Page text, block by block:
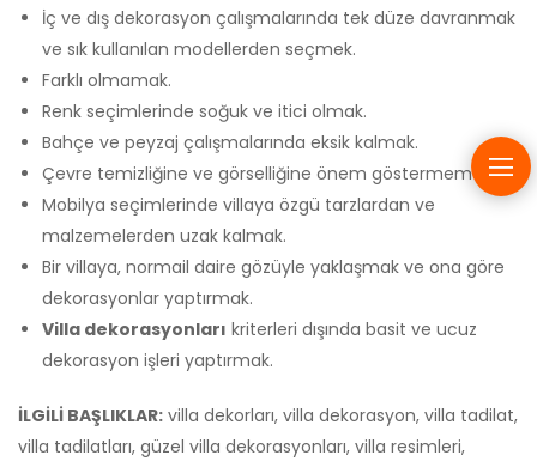
İç ve dış dekorasyon çalışmalarında tek düze davranmak
ve sık kullanılan modellerden seçmek.
Farklı olmamak.
Renk seçimlerinde soğuk ve itici olmak.
Bahçe ve peyzaj çalışmalarında eksik kalmak.
Çevre temizliğine ve görselliğine önem göstermemek.
Mobilya seçimlerinde villaya özgü tarzlardan ve
malzemelerden uzak kalmak.
Bir villaya, normail daire gözüyle yaklaşmak ve ona göre
dekorasyonlar yaptırmak.
Villa dekorasyonları kriterleri dışında basit ve ucuz
dekorasyon işleri yaptırmak.
İLGİLİ BAŞLIKLAR: villa dekorları, villa dekorasyon, villa tadilat,
villa tadilatları, güzel villa dekorasyonları, villa resimleri,